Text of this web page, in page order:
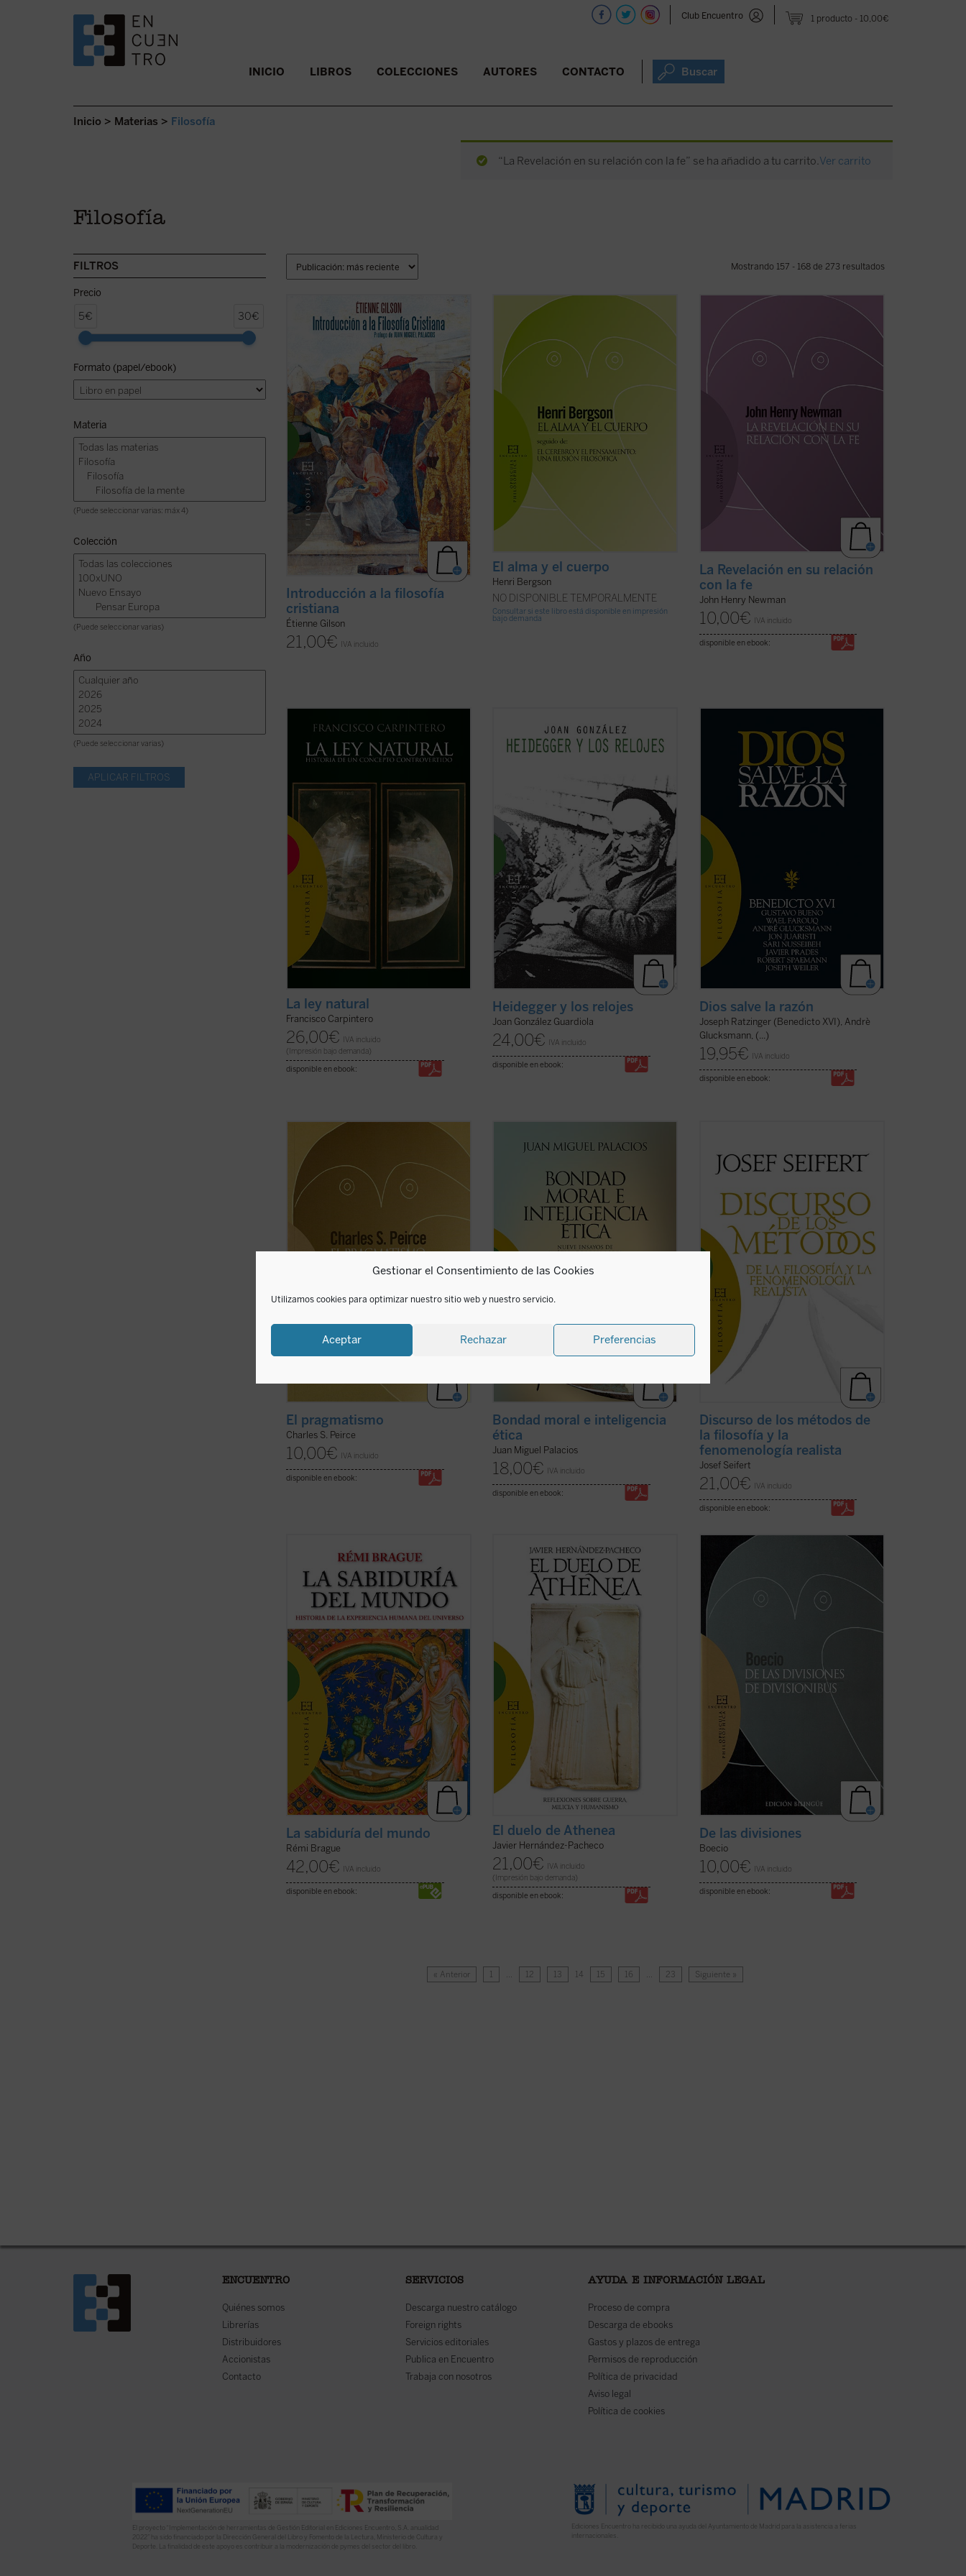
Gestionar el Consentimiento de las Cookies
Utilizamos cookies para optimizar nuestro sitio web y nuestro servicio.
Aceptar Rechazar Preferencias
1 producto 10,00€
Club Encuentro
SALTAR AL CONTENIDO. INICIO LIBROS COLECCIONES AUTORES CONTACTO Buscar
Inicio > Materias > Filosofía
“La Revelación en su relación con la fe” se ha añadido a tu carrito.Ver carrito
Filosofía
FILTROS
Precio
5€ 30€
Formato (papel/ebook)
Materia
(Puede seleccionar varias: máx 4)
Colección
(Puede seleccionar varias)
Año
(Puede seleccionar varias)
Mostrando 157 - 168 de 273 resultados
Prólogo de Juan Miguel Palacios
En este libro, inédito hasta ahora en
español, descubrimos un ensayo brillante
del Gilson maduro, una disertación otoñal
sobre las ideas más queridas del gran
medievalista, presentadas en tres ...(ver
ficha)
Introducción a la filosofía
cristiana
Étienne Gilson
21,00€ IVA incluido
El problema de la relación cuerpo-alma
es de los que no dejan a nadie
indiferente. Hay que añadir además que
es un problema ineludible. Porque tanto
si se admite la dualidad última,
metafísica, de ambos términos, como si
se niega, por ...
El alma y el cuerpo
Henri Bergson
NO DISPONIBLE TEMPORALMENTE
Consultar si este libro está disponible en impresión
bajo demanda
Introducción y traducción de Raquel Vera
González.
En este ensayo, inédito hasta ahora en
español, J.H. Newman quiere responder
a la acusación de escepticismo que le
atribuían ciertos intelectuales. Para ello
expone su ... (ver ficha)
La Revelación en su relación
con la fe
John Henry Newman
10,00€ IVA incluido
disponible en ebook:
«Las doctrinas sobre el derecho natural
se han formado dentro de un esfuerzo
conjunto en el que han participado
frente al simplismo o la ideologización
con que ...
La ley natural
Francisco Carpintero
26,00€
IVA incluido
(Impresión bajo demanda)
disponible en ebook:
«La tesis más provocativa y original que
la filosofía del siglo XX ha levantado
sobre el tiempo es la famosa tesis de
ser descansaría en el sentido del tiempo.
Según esta tesis, nuestra vivencia del ...
Heidegger y los relojes
Joan González Guardiola
24,00€ IVA incluido
disponible en ebook:
la naturaleza de Dios» (Manuel II
Diversos intelectuales de primera línea,
provenientes de diferentes países,
tradiciones religiosas y posiciones
culturales, se dan cita en este ...
ficha)
Dios salve la razón
Joseph Ratzinger (Benedicto XVI), Andrè
Glucksmann, (...)
19,95€ IVA incluido
disponible en ebook:
En los últimos años de su vida, Charles S.
Peirce, «el intelecto más original y
versátil que América ha producido»,
retoma muchas cuestiones dentro de su
evolución intelectual y trata de dar una
forma definitiva al sistema de su
El pragmatismo
Charles S. Peirce
10,00€ IVA incluido
disponible en ebook:
«En nuestros días la situación respecto
de los valores y la ética fundada en ellos
habla tan sólo de valores bursátiles.
Ahora también los pedagogos ensayan
desde sus tarimas la educación en
valores, ...(ver ficha)
Bondad moral e inteligencia
ética
Juan Miguel Palacios
18,00€ IVA incluido
disponible en ebook:
efecto, un discurso de los métodos, y no
de un
Discurso del método
, como el
principal que en él se defiende es que ni
la palabra «método» se dice en un ...
(ver
Discurso de los métodos de
la filosofía y la
fenomenología realista
Josef Seifert
21,00€ IVA incluido
disponible en ebook:
La sabiduría del mundo. Historia de la
, a
pesar del poco tiempo transcurrido
desde su publicación original en 1999, ha
sido traducido a 5 idiomas. Su intención
es ambiciosa: desarrollar la historia ...
(ver ficha)
La sabiduría del mundo
Rémi Brague
42,00€ IVA incluido
disponible en ebook:
El pacifismo se ha convertido en un
postulado de nuestra autoconciencia
moral. Con grave daño para esa
autoconciencia, pues en la indiferencia
frente a toda agresión ese pacifismo
socava las bases comunitarias sobre las
que se asienta la libertad ...
El duelo de Athenea
Javier Hernández-Pacheco
21,00€
IVA incluido
(Impresión bajo demanda)
disponible en ebook:
Edición bilingüe.
«Boecio roza en esta obra, como
corresponde a un introductor y a un
lógico, un profundo problema metafísico
como es si las clasificaciones que
hacemos para comprender el mundo se
corresponden con una partición ...
ficha)
De las divisiones
Boecio
10,00€ IVA incluido
disponible en ebook:
« Anterior 1 … 12 13 14 15 16 … 23 Siguiente »
ENCUENTRO
Quiénes somos
Librerías
Distribuidores
Accionistas
Contacto
SERVICIOS
Descarga nuestro catálogo
Foreign rights
Servicios editoriales
Publica en Encuentro
Trabaja con nosotros
AYUDA E INFORMACIÓN LEGAL
Proceso de compra
Descarga de ebooks
Gastos y plazos de entrega
Permisos de reproducción
Política de privacidad
Aviso legal
Política de cookies
El proyecto “Implementación de herramientas de Gestión Editorial en Ediciones Encuentro, S.A. anualidad
2022” ha sido financiado por la Dirección General del Libro y Fomento de la Lectura, Ministerio de Cultura y
Deporte. La finalidad de este apoyo es contribuir a la modernización de pymes del sector del libro.
Ediciones Encuentro ha recibido una ayuda del Ayuntamiento de Madrid para la asistencia a ferias